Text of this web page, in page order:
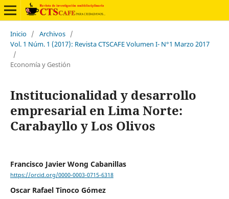
Inicio / Archivos /
Vol. 1 Núm. 1 (2017): Revista CTSCAFE Volumen I- N°1 Marzo 2017
/
Economía y Gestión
Institucionalidad y desarrollo
empresarial en Lima Norte:
Carabayllo y Los Olivos
Francisco Javier Wong Cabanillas
https://orcid.org/0000-0003-0715-6318
Oscar Rafael Tinoco Gómez